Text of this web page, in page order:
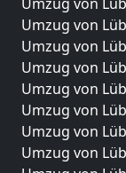
Umzug von
Umzug von
Umzug von
Umzug von
Umzug von
Umzug von
Umzug von